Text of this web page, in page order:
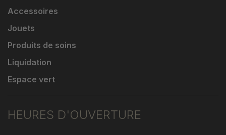
Accessoires
Jouets
Produits de soins
Liquidation
Espace vert
HEURES D'OUVERTURE